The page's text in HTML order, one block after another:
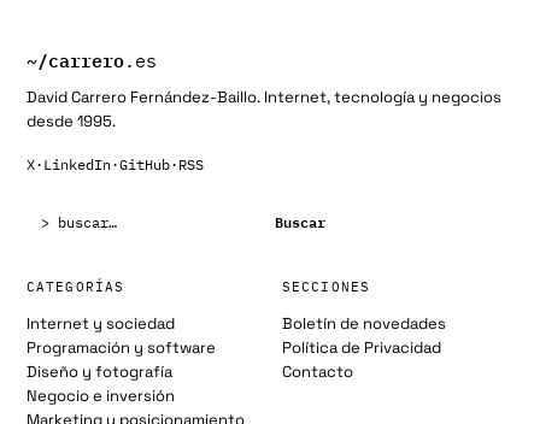
~/carrero.es
David Carrero Fernández-Baillo. Internet, tecnología y negocios
desde 1995.
X· LinkedIn·GitHub· RSS
Buscar
CATEGORÍAS
Internet y sociedad
Programación y software
Diseño y fotografía
Negocio e inversión
Marketing y posicionamiento
SECCIONES
Boletín de novedades
Política de Privacidad
Contacto